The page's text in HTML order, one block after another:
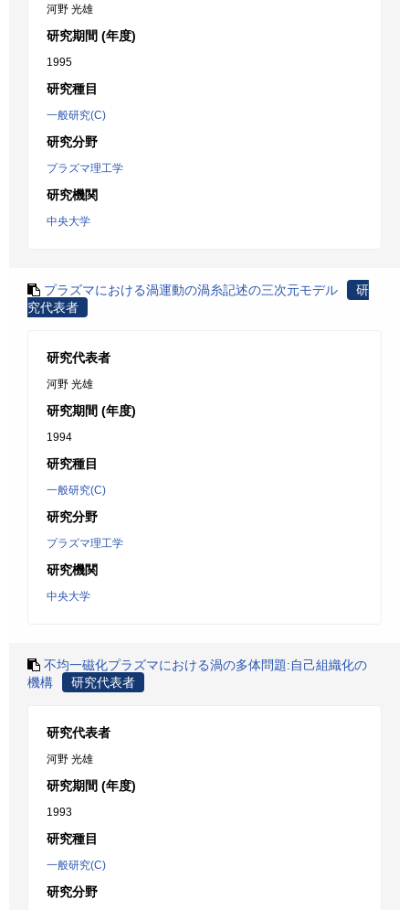
河野 光雄
研究期間 (年度)
1995
研究種目
一般研究(C)
研究分野
プラズマ理工学
研究機関
中央大学
プラズマにおける渦運動の渦糸記述の三次元モデル
研
究代表者
研究代表者
河野 光雄
研究期間 (年度)
1994
研究種目
一般研究(C)
研究分野
プラズマ理工学
研究機関
中央大学
不均一磁化プラズマにおける渦の多体問題:自己組織化の
機構
研究代表者
研究代表者
河野 光雄
研究期間 (年度)
1993
研究種目
一般研究(C)
研究分野